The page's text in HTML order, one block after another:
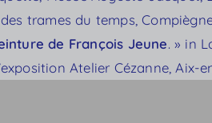
trames du temps,
de François Jeune. » in
Atelier Cézanne, Aix-